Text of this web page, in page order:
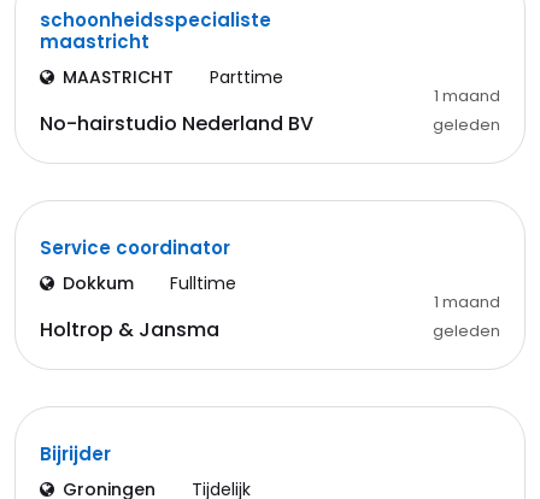
schoonheidsspecialiste
maastricht
MAASTRICHT Parttime
No-hairstudio Nederland BV
1 maand
geleden
Service coordinator
Dokkum Fulltime
Holtrop & Jansma
1 maand
geleden
Bijrijder
Groningen Tijdelijk